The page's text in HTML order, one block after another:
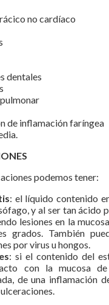
no cardíaco
dentales
de inflamación faríngea
podemos tener:
: el líquido contenido
y al ser tan ácido
lesiones en la
grados. También
por virus u hongos.
: si el contenido del
con la mucosa de
de una inflamación